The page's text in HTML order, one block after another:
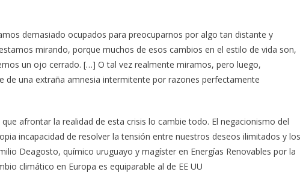
demasiado ocupados para preocuparnos por algo tan distante y
mirando, porque muchos de esos cambios en el estilo de vida son,
un ojo cerrado. […] O tal vez realmente miramos, pero luego,
de una extraña amnesia intermitente por razones perfectamente
afrontar la realidad de esta crisis lo cambie todo. El negacionismo del
incapacidad de resolver la tensión entre nuestros deseos ilimitados y los
Deagosto, químico uruguayo y magíster en Energías Renovables por la
climático en Europa es equiparable al de EE UU